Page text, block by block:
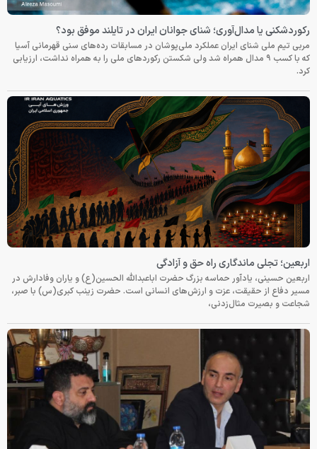
رکوردشکنی یا مدال‌آوری؛ شنای جوانان ایران در تایلند موفق بود؟
مربی تیم ملی شنای ایران عملکرد ملی‌پوشان در مسابقات رده‌های سنی قهرمانی آسیا
که با کسب ۹ مدال همراه شد ولی شکستن رکوردهای ملی را به همراه نداشت، ارزیابی
کرد.
اربعین؛ تجلی ماندگاری راه حق و آزادگی
اربعین حسینی، یادآور حماسه بزرگ حضرت اباعبدالله الحسین(ع) و یاران وفادارش در
مسیر دفاع از حقیقت، عزت و ارزش‌های انسانی است. حضرت زینب کبری(س) با صبر،
شجاعت و بصیرت مثال‌زدنی،